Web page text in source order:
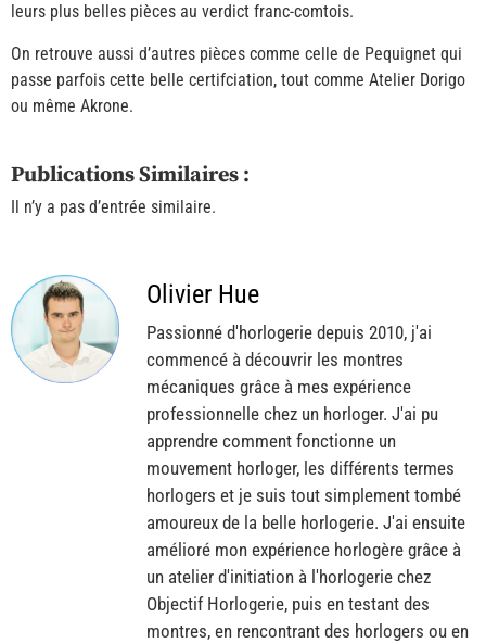
leurs plus belles pièces au verdict franc-comtois.
On retrouve aussi d’autres pièces comme celle de Pequignet qui
passe parfois cette belle certifciation, tout comme Atelier Dorigo
ou même Akrone.
Publications Similaires :
Il n’y a pas d’entrée similaire.
Olivier Hue
Passionné d'horlogerie depuis 2010, j'ai
commencé à découvrir les montres
mécaniques grâce à mes expérience
professionnelle chez un horloger. J'ai pu
apprendre comment fonctionne un
mouvement horloger, les différents termes
horlogers et je suis tout simplement tombé
amoureux de la belle horlogerie. J'ai ensuite
amélioré mon expérience horlogère grâce à
un atelier d'initiation à l'horlogerie chez
Objectif Horlogerie, puis en testant des
montres, en rencontrant des horlogers ou en